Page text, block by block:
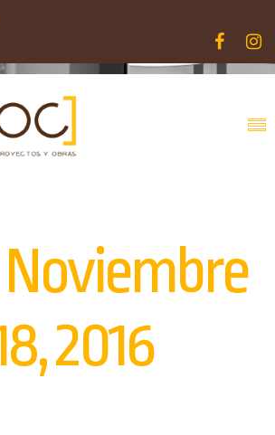
Noviembre
2016